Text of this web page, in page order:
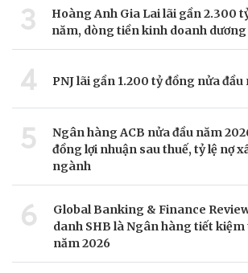
3
Hoàng Anh Gia Lai lãi gần 2.300
năm, dòng tiền kinh doanh
4 PNJ lãi gần 1.200 tỷ đồng nửa đầu
5
Ngân hàng ACB nửa đầu năm
đồng lợi nhuận sau thuế, tỷ lệ nợ
ngành
6
Global Banking & Finance
danh SHB là Ngân hàng tiết
năm 2026